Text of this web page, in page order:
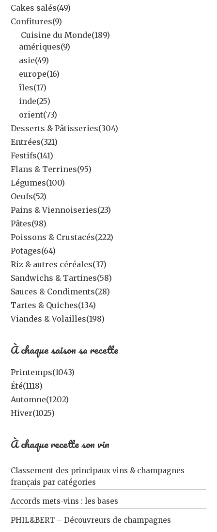
Cakes salés(49)
Confitures(9)
Cuisine du Monde(189)
amériques(9)
asie(49)
europe(16)
îles(17)
inde(25)
orient(73)
Desserts & Pâtisseries(304)
Entrées(321)
Festifs(141)
Flans & Terrines(95)
Légumes(100)
Oeufs(52)
Pains & Viennoiseries(23)
Pâtes(98)
Poissons & Crustacés(222)
Potages(64)
Riz & autres céréales(37)
Sandwichs & Tartines(58)
Sauces & Condiments(28)
Tartes & Quiches(134)
Viandes & Volailles(198)
À chaque saison sa recette
Printemps(1043)
Été(1118)
Automne(1202)
Hiver(1025)
À chaque recette son vin
Classement des principaux vins & champagnes
français par catégories
Accords mets-vins : les bases
PHIL&BERT – Découvreurs de champagnes